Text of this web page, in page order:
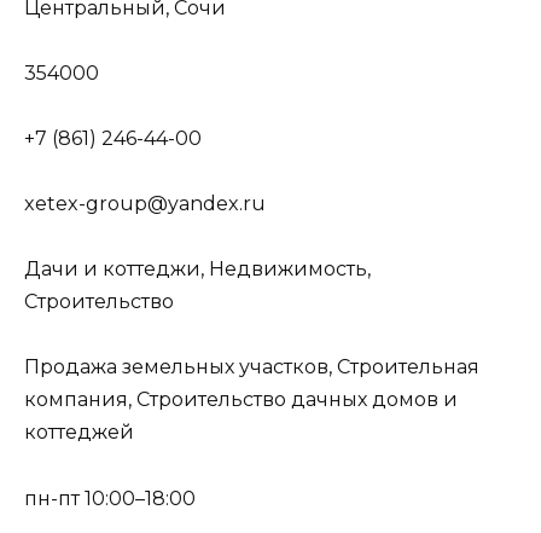
Центральный, Сочи
354000
+7 (861) 246-44-00
xetex-group@yandex.ru
Дачи и коттеджи, Недвижимость,
Строительство
Продажа земельных участков, Строительная
компания, Строительство дачных домов и
коттеджей
пн-пт 10:00–18:00